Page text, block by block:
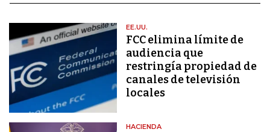
EE.UU.
FCC elimina límite de
audiencia que
restringía propiedad de
canales de televisión
locales
HACIENDA